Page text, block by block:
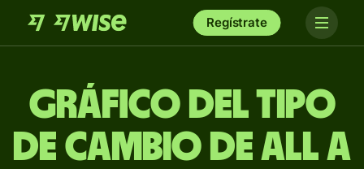
Regístrate
Gráfico del Tipo
de Cambio de ALL a